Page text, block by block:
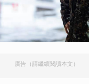
廣告（請繼續閱讀本文）